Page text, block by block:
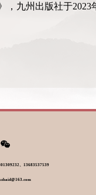
，九州出版社于2023
、13683537539